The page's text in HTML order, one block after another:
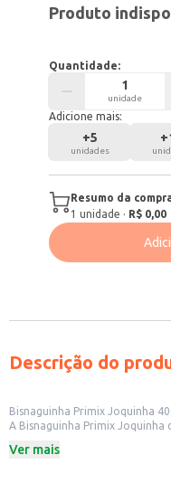
Produto
Quantidade:
unidade
Adicione mais:
+5
unidades
+
Resumo da
1 unidade · R$ 0,00
Descrição do
Bisnaguinha Primix Joquinha
A Bisnaguinha Primix
cafés da manhã e lanches das
Ver mais